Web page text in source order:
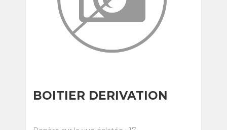
BOITIER DERIVATION